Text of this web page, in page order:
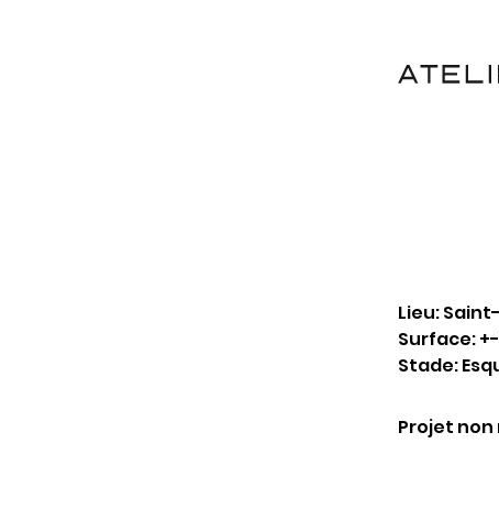
Lieu:
Surface:
Stade:
Projet non